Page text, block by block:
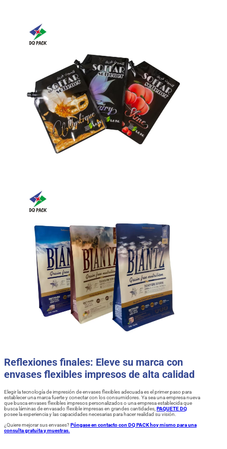
Reflexiones finales: Eleve su marca con
envases flexibles impresos de alta calidad
Elegir la tecnología de impresión de envases flexibles adecuada es el primer paso para
establecer una marca fuerte y conectar con los consumidores. Ya sea una empresa nueva
que busca envases flexibles impresos personalizados o una empresa establecida que
busca láminas de envasado flexible impresas en grandes cantidades, PAQUETE DQ
posee la experiencia y las capacidades necesarias para hacer realidad su visión.
¿Quiere mejorar sus envases?Póngase en contacto con DQ PACK hoy mismo para una
consulta gratuita y muestras.